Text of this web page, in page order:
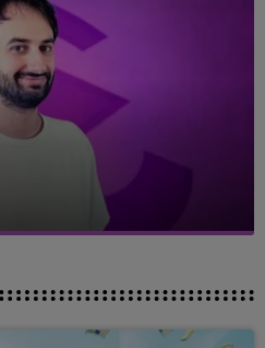
CHAMPAGNE FM